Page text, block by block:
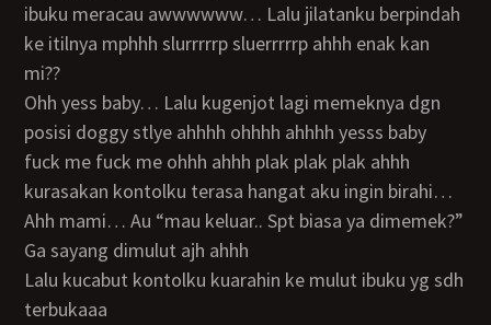
ibuku meracau awwwwww… Lalu jilatanku berpindah
ke itilnya mphhh slurrrrrp sluerrrrrp ahhh enak kan
mi??
Ohh yess baby… Lalu kugenjot lagi memeknya dgn
posisi doggy stlye ahhhh ohhhh ahhhh yesss baby
fuck me fuck me ohhh ahhh plak plak plak ahhh
kurasakan kontolku terasa hangat aku ingin birahi…
Ahh mami… Au “mau keluar.. Spt biasa ya dimemek?”
Ga sayang dimulut ajh ahhh
Lalu kucabut kontolku kuarahin ke mulut ibuku yg sdh
terbukaaa